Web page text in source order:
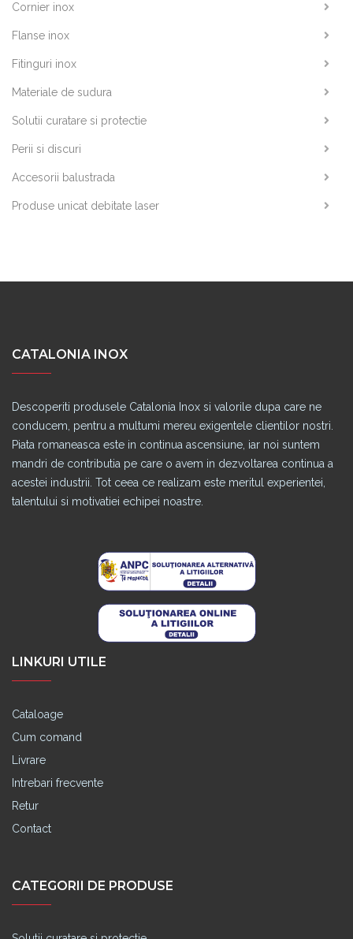
Cornier inox
Flanse inox
Fitinguri inox
Materiale de sudura
Solutii curatare si protectie
Perii si discuri
Accesorii balustrada
Produse unicat debitate laser
CATALONIA INOX
Descoperiti produsele Catalonia Inox si valorile dupa care ne
conducem, pentru a multumi mereu exigentele clientilor nostri.
Piata romaneasca este in continua ascensiune, iar noi suntem
mandri de contributia pe care o avem in dezvoltarea continua a
acestei industrii. Tot ceea ce realizam este meritul experientei,
talentului si motivatiei echipei noastre.
LINKURI UTILE
Cataloage
Cum comand
Livrare
Intrebari frecvente
Retur
Contact
CATEGORII DE PRODUSE